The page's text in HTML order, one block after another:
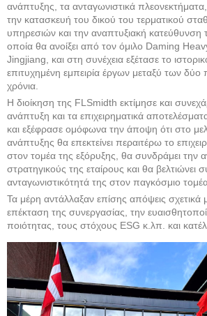
ανάπτυξης, τα ανταγωνιστικά
την κατασκευή του δικού του τερματικού
υπηρεσιών και την αναπτυξιακή
οποία θα ανοίξει από τον όμιλο Daming
Jingjiang, και στη συνέχεια εξέτασε το
επιτυχημένη εμπειρία έργων μεταξύ των δύο
χρόνια.
Η διοίκηση της FLSmidth εκτίμησε και
ανάπτυξη και τα επιχειρηματικά
και εξέφρασε ομόφωνα την άποψη ότι στο
ανάπτυξης θα επεκτείνει περαιτέρω το
στον τομέα της εξόρυξης, θα συνδράμει την
στρατηγικούς της εταίρους και θα βελτιώνει
ανταγωνιστικότητά της στον παγκόσμιο
Τα μέρη αντάλλαξαν επίσης απόψεις σχετικά
επέκταση της συνεργασίας, την
ποιότητας, τους στόχους ESG κ.λπ. και